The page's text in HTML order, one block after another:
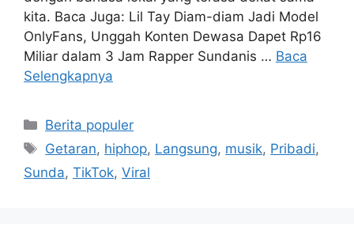
kita. Baca Juga: Lil Tay Diam-diam Jadi Model
OnlyFans, Unggah Konten Dewasa Dapet Rp16
Miliar dalam 3 Jam Rapper Sundanis … Baca
Selengkapnya
Kategori
Berita populer
Tag
Getaran, hiphop, Langsung, musik, Pribadi,
Sunda, TikTok, Viral